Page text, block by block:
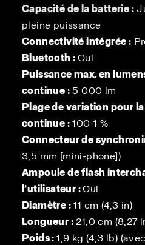
Capacité de la batterie :
pleine puissance
Connectivité intégrée :
Bluetooth : Oui
Puissance max. en
continue : 5 000 lm
Plage de variation pour
continue : 100-1 %
Connecteur de
3,5 mm [mini-phone])
Ampoule de flash
l’utilisateur :Oui
Diamètre : 11 cm (4,3 in)
Longueur : 21,0 cm (8,27
Poids :1,9 kg (4,3 lb)